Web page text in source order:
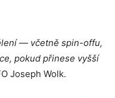
— včetně spin-offu,
pokud přinese vyšší
Joseph Wolk.